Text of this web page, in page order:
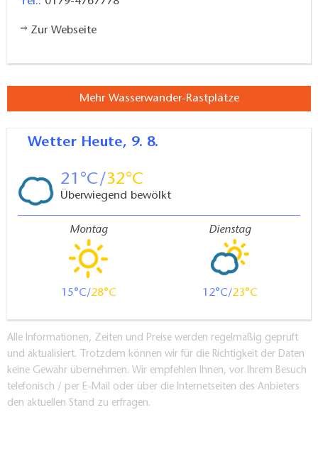
Zur Webseite
Mehr Wasserwander-Rastplätze
Wetter Heute, 9. 8.
21 32
Überwiegend bewölkt
Montag
15 28
Dienstag
12 23
Alle Informationen, Zeiten und Preise werden regelmäßig geprüft
und aktualisiert. Trotzdem können wir für die Richtigkeit der Daten
keine Gewähr übernehmen. Wir empfehlen Ihnen, vor Ihrem Besuch
telefonisch / per E-Mail oder über die Internetseiten des Anbieters
den aktuellen Stand zu erfragen.